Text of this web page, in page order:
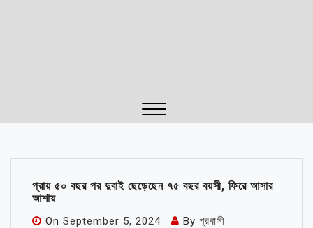
প্রায় ৫০ বছর পর দুবাই ছেড়েছেন ৭৫ বছর বয়সী, ফিরে আসার
আশায়
On September 5, 2024 By প্রবাসী